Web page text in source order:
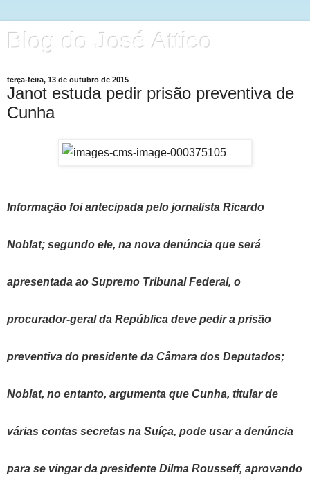
Blog do José Attico
terça-feira, 13 de outubro de 2015
Janot estuda pedir prisão preventiva de
Cunha
Informação foi antecipada pelo jornalista Ricardo
Noblat; segundo ele, na nova denúncia que será
apresentada ao Supremo Tribunal Federal, o
procurador-geral da República deve pedir a prisão
preventiva do presidente da Câmara dos Deputados;
Noblat, no entanto, argumenta que Cunha, titular de
várias contas secretas na Suíça, pode usar a denúncia
para se vingar da presidente Dilma Rousseff, aprovando